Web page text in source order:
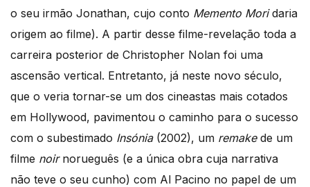
o seu irmão Jonathan, cujo conto Memento Moridaria
origem ao filme). A partir desse filme-revelação toda a
carreira posterior de Christopher Nolan foi uma
ascensão vertical. Entretanto, já neste novo século,
que o veria tornar-se um dos cineastas mais cotados
em Hollywood, pavimentou o caminho para o sucesso
com o subestimado Insónia(2002), um remakede um
filme noirnorueguês (e a única obra cuja narrativa
não teve o seu cunho) com Al Pacino no papel de um